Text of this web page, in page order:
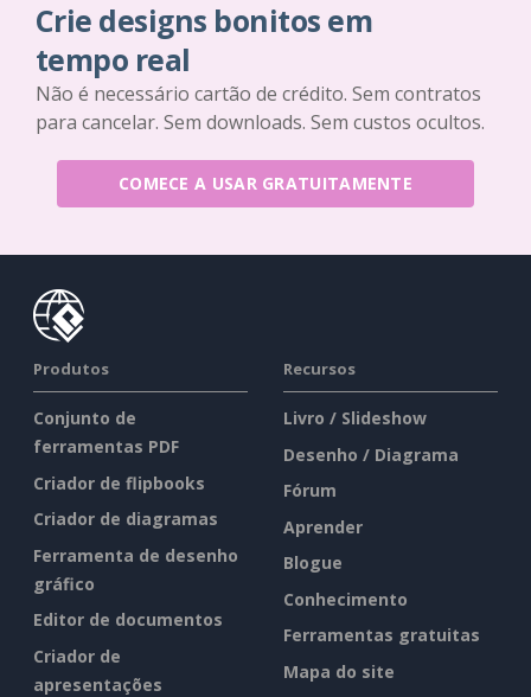
Crie designs bonitos em
tempo real
Não é necessário cartão de crédito. Sem contratos
para cancelar. Sem downloads. Sem custos ocultos.
COMECE A USAR GRATUITAMENTE
Produtos
Conjunto de
ferramentas PDF
Criador de flipbooks
Criador de diagramas
Ferramenta de desenho
gráfico
Editor de documentos
Criador de
apresentações
Recursos
Livro / Slideshow
Desenho / Diagrama
Fórum
Aprender
Blogue
Conhecimento
Ferramentas gratuitas
Mapa do site